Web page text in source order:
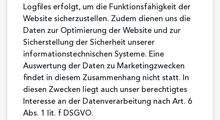
Logfiles erfolgt, um die Funktionsfähigkeit der
Website sicherzustellen. Zudem dienen uns die
Daten zur Optimierung der Website und zur
Sicherstellung der Sicherheit unserer
informationstechnischen Systeme. Eine
Auswertung der Daten zu Marketingzwecken
findet in diesem Zusammenhang nicht statt. In
diesen Zwecken liegt auch unser berechtigtes
Interesse an der Datenverarbeitung nach Art. 6
Abs. 1 lit. f DSGVO.